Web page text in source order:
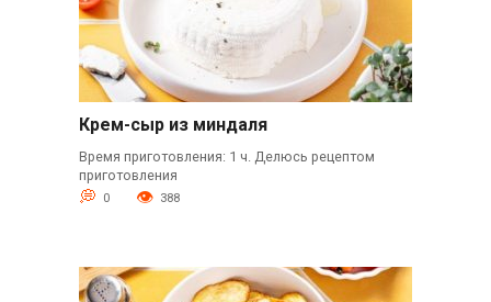
Крем-сыр из миндаля
Время приготовления: 1 ч. Делюсь рецептом
приготовления
0 388